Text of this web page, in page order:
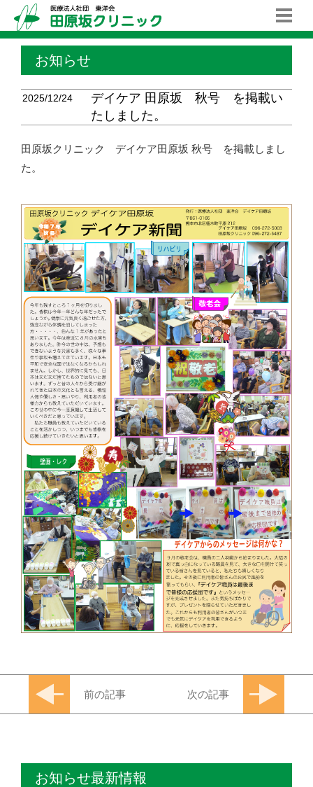
お知らせ
2025/12/24
デイケア 田原坂 秋号 を掲載い
たしました。
田原坂クリニック デイケア田原坂 秋号 を掲載しまし
た。
前の記事 次の記事
お知らせ最新情報